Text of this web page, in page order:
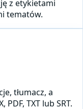
z etykietami
tematów.
tłumacz, a
TXT lub SRT.